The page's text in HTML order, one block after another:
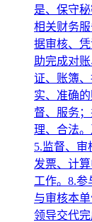
是、保守
相关财务
据审核、
助完成对
证、账簿
实、准确
督、服务
理、合法
5.监督、审
发票、计
工作。8.
与审核本
领导交代